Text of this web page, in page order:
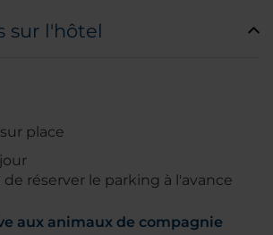
sur l'hôtel
place
réserver le parking à l'avance
aux animaux de compagnie